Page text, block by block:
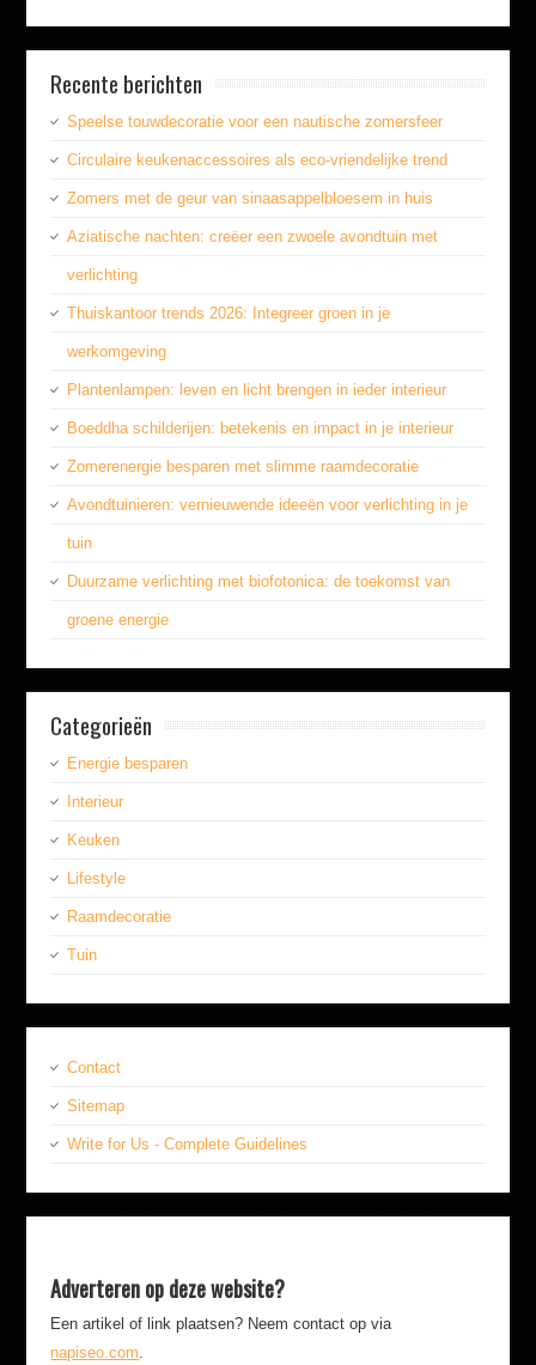
Recente berichten
Speelse touwdecoratie voor een nautische zomersfeer
Circulaire keukenaccessoires als eco-vriendelijke trend
Zomers met de geur van sinaasappelbloesem in huis
Aziatische nachten: creëer een zwoele avondtuin met
verlichting
Thuiskantoor trends 2026: Integreer groen in je
werkomgeving
Plantenlampen: leven en licht brengen in ieder interieur
Boeddha schilderijen: betekenis en impact in je interieur
Zomerenergie besparen met slimme raamdecoratie
Avondtuinieren: vernieuwende ideeën voor verlichting in je
tuin
Duurzame verlichting met biofotonica: de toekomst van
groene energie
Categorieën
Energie besparen
Interieur
Keuken
Lifestyle
Raamdecoratie
Tuin
Contact
Sitemap
Write for Us - Complete Guidelines
Adverteren op deze website?
Een artikel of link plaatsen? Neem contact op via
napiseo.com.